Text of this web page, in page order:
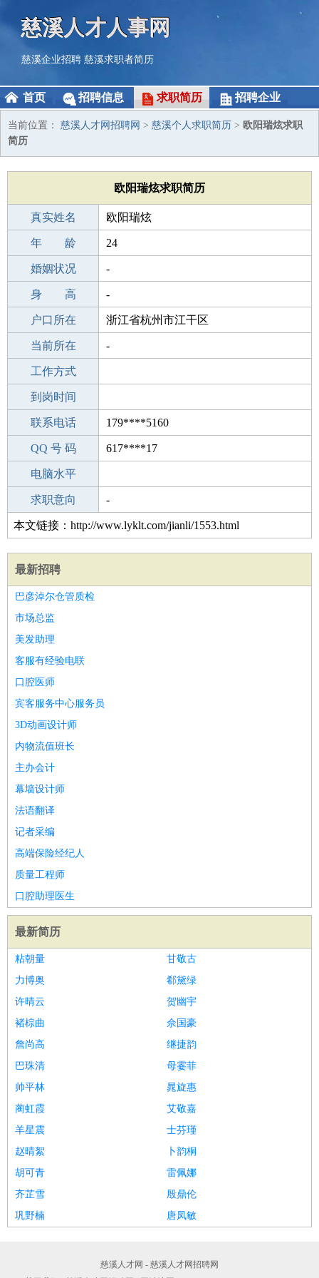
慈溪人才人事网
慈溪企业招聘 慈溪求职者简历
首页 招聘信息 求职简历 招聘企业
当前位置： 慈溪人才网招聘网 > 慈溪个人求职简历 > 欧阳瑞炫求职
简历
欧阳瑞炫求职简历
真实姓名 欧阳瑞炫
性 别 男
年 龄 24
出生年月 2002-01-18
婚姻状况 -
学 历 职校/技校
身 高 -
毕业学校 职校/技校
户口所在 浙江省杭州市江干区
所学专业 -
当前所在 -
工作经验
工作方式
驾 照
到岗时间
期望月薪
联系电话 179****5160
手机号码 179****5160
QQ 号 码 617****17
微信号码
电脑水平
外语水平
求职意向 -
本文链接：http://www.lyklt.com/jianli/1553.html
最新招聘
巴彦淖尔仓管质检
市场总监
美发助理
客服有经验电联
口腔医师
宾客服务中心服务员
3D动画设计师
内物流值班长
主办会计
幕墙设计师
法语翻译
记者采编
高端保险经纪人
质量工程师
口腔助理医生
最新简历
粘朝量
甘敬古
力博奥
郗黛绿
许晴云
贺幽宇
褚棕曲
佘国豪
詹尚高
继捷韵
巴珠清
母霎菲
帅平林
晁旋惠
蔺虹霞
艾敬嘉
羊星震
士芬瑾
赵晴絮
卜韵桐
胡可青
雷佩娜
齐芷雪
殷鼎伦
巩野楠
唐凤敏
慈溪人才网 - 慈溪人才网招聘网